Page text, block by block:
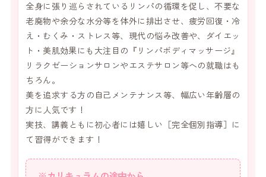
全身に張り巡らされているリンパの循環を促し、不要な
老廃物や余分な水分等を体外に排出させ、疲労回復・冷
え・むくみ・ストレス等、現代の悩み改善や、ダイエッ
ト・美肌効果にも大注目の『リンパボディマッサージ』
リラクゼーションサロンやエステサロン等への就職はも
ちろん。
美を追求する方の自己メンテナンス等、幅広い年齢層の
方に人気です！
実技、講義ともに初心者には嬉しい［完全個別指導］に
て習得ができます！